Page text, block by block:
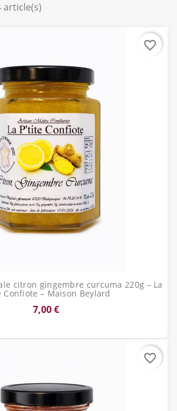
article(s)
citron gingembre curcuma 220g – La
Confiote – Maison Beylard
7,00 €
favorite_border
favorite_border